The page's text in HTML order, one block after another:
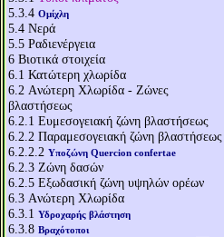
5.3.4 Ομίχλη
5.4 Νερά
5.5 Ραδιενέργεια
6 Βιοτικά στοιχεία
6.1 Κατώτερη χλωρίδα
6.2 Aνώτερη Χλωρίδα - Ζώνες
βλαστήσεως
6.2.1 Ευμεσογειακή ζώνη βλαστήσεως
6.2.2 Παραμεσογειακή ζώνη βλαστήσεως
6.2.2.2 Υποζώνη Quercion confertae
6.2.3 Ζώνη δασών
6.2.5 Εξωδασική ζώνη υψηλών ορέων
6.3 Aνώτερη Χλωρίδα
6.3.1 Υδροχαρής βλάστηση
6.3.8 Βραχότοποι